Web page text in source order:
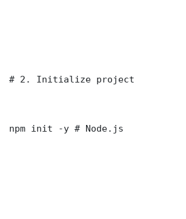
# 2. Initialize project
npm init -y # Node.js